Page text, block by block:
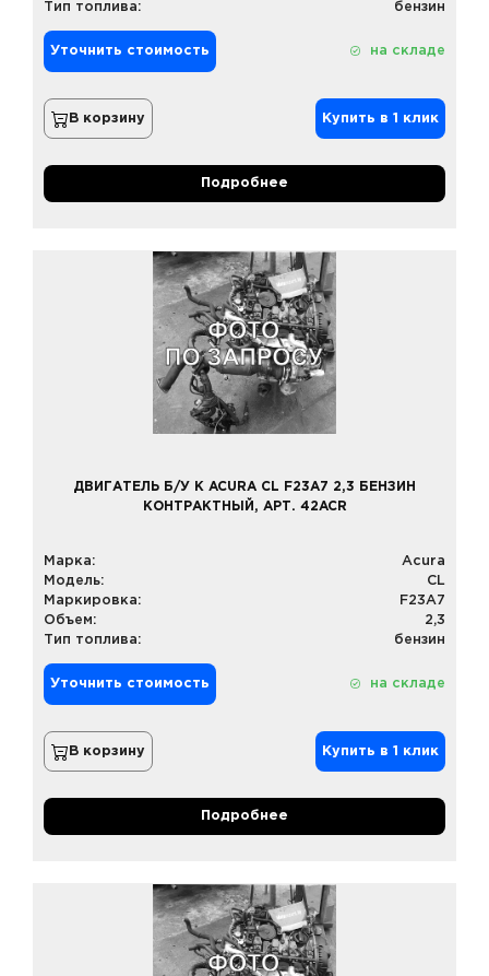
Тип топлива:
бензин
Уточнить стоимость на складе
В корзину Купить в 1 клик
Подробнее
ДВИГАТЕЛЬ Б/У К ACURA CL F23A7 2,3 БЕНЗИН
КОНТРАКТНЫЙ, АРТ. 42ACR
Марка:
Acura
Модель:
CL
Маркировка:
F23A7
Объем:
2,3
Тип топлива:
бензин
Уточнить стоимость на складе
В корзину Купить в 1 клик
Подробнее